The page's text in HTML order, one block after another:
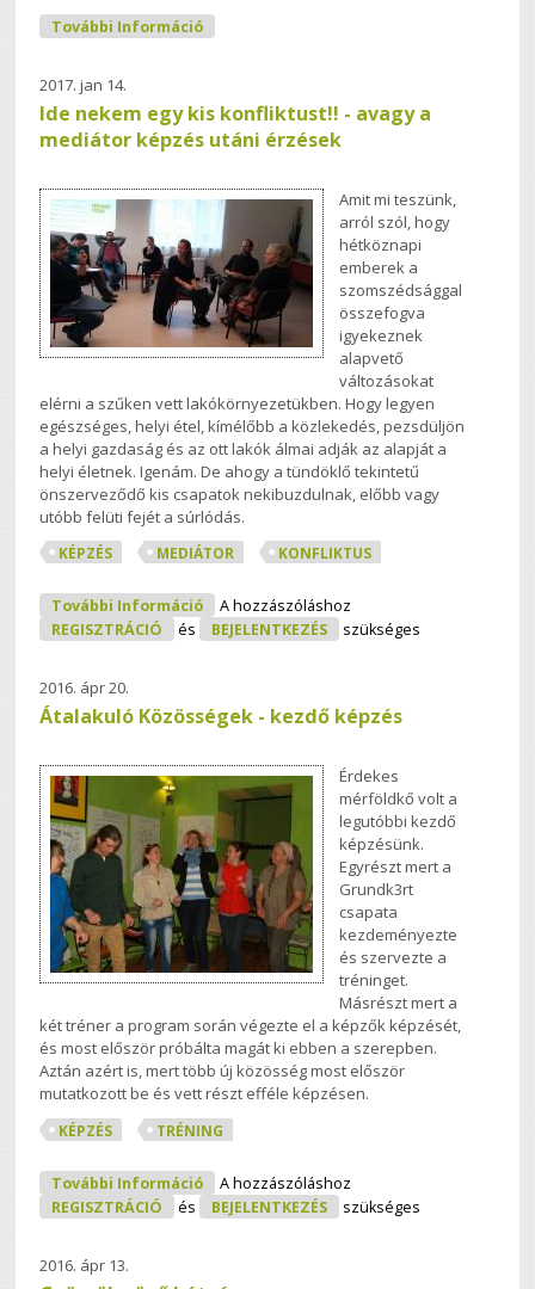
További Információ
2017. jan 14.
Ide nekem egy kis konfliktust!! - avagy a
mediátor képzés utáni érzések
Amit mi teszünk,
arról szól, hogy
hétköznapi
emberek a
szomszédsággal
összefogva
igyekeznek
alapvető
változásokat
elérni a szűken vett lakókörnyezetükben. Hogy legyen
egészséges, helyi étel, kímélőbb a közlekedés, pezsdüljön
a helyi gazdaság és az ott lakók álmai adják az alapját a
helyi életnek. Igenám. De ahogy a tündöklő tekintetű
önszerveződő kis csapatok nekibuzdulnak, előbb vagy
utóbb felüti fejét a súrlódás.
KÉPZÉS MEDIÁTOR KONFLIKTUS
További Információ Ide Nekem Egy Kis Konfliktust!! - Avagy
A Mediátor Képzés Utáni Érzések
Tartalommal Kapcsolatosan
A hozzászóláshoz
REGISZTRÁCIÓ
és BEJELENTKEZÉS szükséges
2016. ápr 20.
Átalakuló Közösségek - kezdő képzés
Érdekes
mérföldkő volt a
legutóbbi kezdő
képzésünk.
Egyrészt mert a
Grundk3rt
csapata
kezdeményezte
és szervezte a
tréninget.
Másrészt mert a
két tréner a program során végezte el a képzők képzését,
és most először próbálta magát ki ebben a szerepben.
Aztán azért is, mert több új közösség most először
mutatkozott be és vett részt efféle képzésen.
KÉPZÉS TRÉNING
További Információ Átalakuló Közösségek - Kezdő Képzés
Tartalommal Kapcsolatosan
A hozzászóláshoz
REGISZTRÁCIÓ
és BEJELENTKEZÉS szükséges
2016. ápr 13.